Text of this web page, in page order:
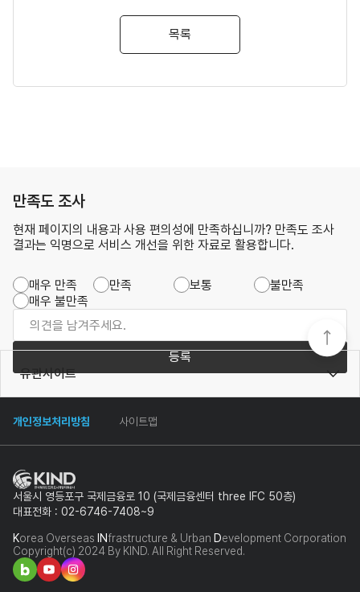
목록
만족도 조사
현재 페이지의 내용과 사용 편의성에 만족하십니까? 만족도 조사
결과는 익명으로 서비스 개선을 위한 자료로 활용합니다.
매우 만족 만족 보통
불만족
매우 불만족
등록
개인정보처리방침 사이트맵
유관사이트
서울시 영등포구 국제금융로 10 (국제금융센터 three IFC 50층)
대표전화 : 02-6746-7408~9
Korea Overseas INfrastructure & Urban Development Corporation
Copyright(c) 2024 By KIND. All Right Reserved.